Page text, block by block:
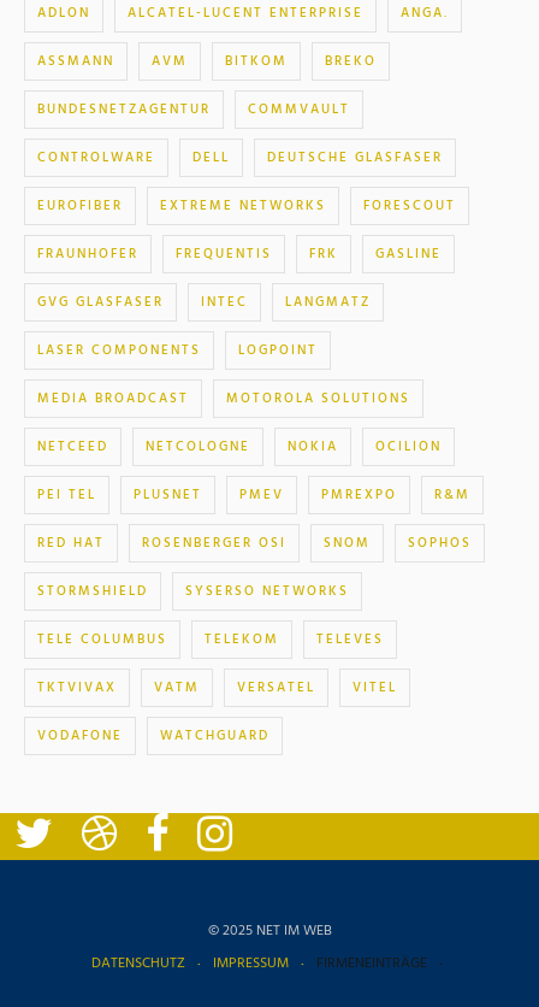
ADLON ALCATEL-LUCENT ENTERPRISE ANGA.
ASSMANN AVM BITKOM BREKO
BUNDESNETZAGENTUR COMMVAULT
CONTROLWARE DELL DEUTSCHE GLASFASER
EUROFIBER EXTREME NETWORKS FORESCOUT
FRAUNHOFER FREQUENTIS FRK GASLINE
GVG GLASFASER INTEC LANGMATZ
LASER COMPONENTS LOGPOINT
MEDIA BROADCAST MOTOROLA SOLUTIONS
NETCEED NETCOLOGNE NOKIA OCILION
PEI TEL PLUSNET PMEV PMREXPO R&M
RED HAT ROSENBERGER OSI SNOM SOPHOS
STORMSHIELD SYSERSO NETWORKS
TELE COLUMBUS TELEKOM TELEVES
TKTVIVAX VATM VERSATEL VITEL
VODAFONE WATCHGUARD
© 2025 NET IM WEB
DATENSCHUTZ
IMPRESSUM FIRMENEINTRÄGE